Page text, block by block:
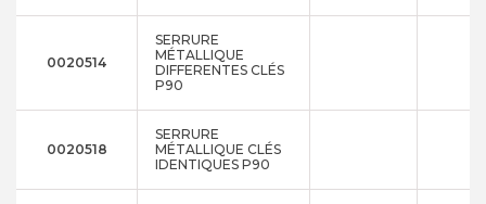
0020514
SERRURE
MÉTALLIQUE
DIFFERENTES CLÉS
P90
0020518
SERRURE
MÉTALLIQUE CLÉS
IDENTIQUES P90